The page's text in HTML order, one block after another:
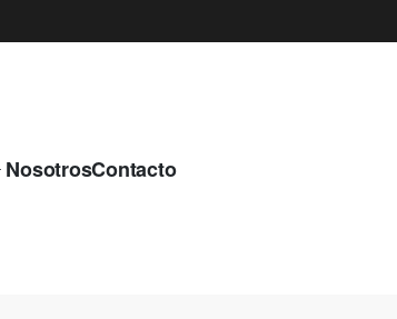
¿QUIERES EQUIPOS NUEVOS Y CON LA MEJOR CALIDAD?
NosotrosContacto